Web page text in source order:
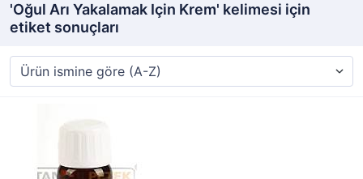
'Oğul Arı Yakalamak Için Krem' kelimesi için
etiket sonuçları